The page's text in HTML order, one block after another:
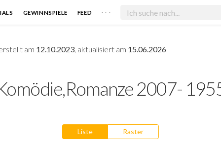
GEWINNSPIELE FEED . . .
am 12.10.2023, aktualisiert am 15.06.2026
2007-
Liste Raster